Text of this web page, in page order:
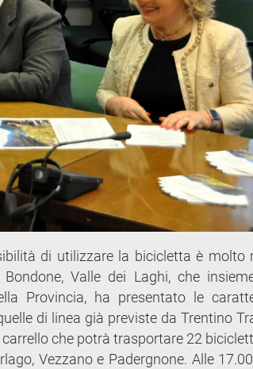
di utilizzare la bicicletta è molto
Bondone, Valle dei Laghi, che
Provincia, ha presentato le
di linea già previste da Trentino
che potrà trasportare 22
Vezzano e Padergnone. Alle